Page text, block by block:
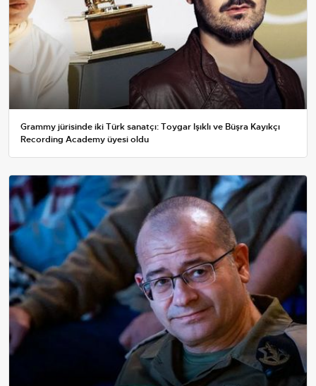
Grammy jürisinde iki Türk sanatçı: Toygar Işıklı ve Büşra Kayıkçı
Recording Academy üyesi oldu